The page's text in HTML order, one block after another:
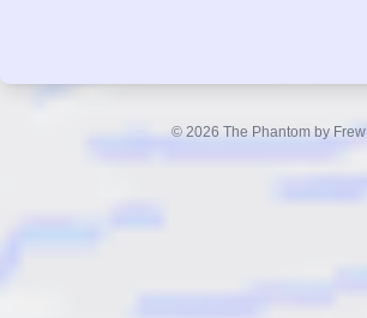
© 2026 The Phantom by Frew